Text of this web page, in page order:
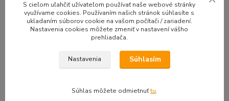
E...
130,43 EUR ks
bez DPH
Do 7 dní | Doprava
4ks zadarmo |
Pridať do košíka
strana z 1
S cieľom uľahčiť užívateľom používať naše webové stránky
využívame cookies. Používaním našich stránok súhlasíte s
ukladaním súborov cookie na vašom počítači / zariadení.
Nastavenia cookies môžete zmeniť v nastavení vášho
prehliadača.
Nastavenia Súhlasím
Súhlas môžete odmietnuťtu.